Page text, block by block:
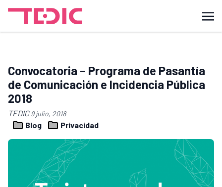
Convocatoria – Programa de Pasantía
de Comunicación e Incidencia Pública
2018
TEDIC9 julio, 2018
Blog Privacidad